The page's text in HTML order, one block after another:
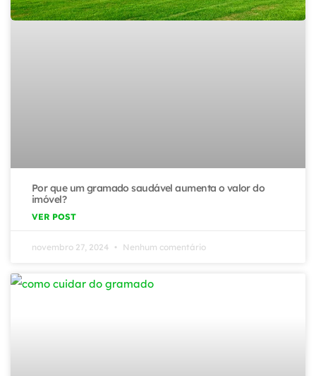
Por que um gramado saudável aumenta o valor do
imóvel?
VER POST
novembro 27, 2024 Nenhum comentário